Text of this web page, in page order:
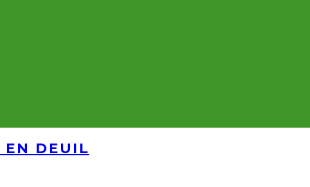
EN DEUIL